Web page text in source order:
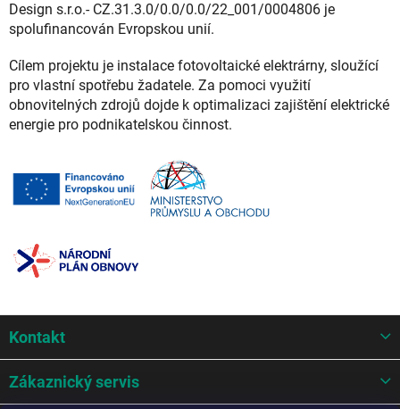
Design s.r.o.- CZ.31.3.0/0.0/0.0/22_001/0004806 je
spolufinancován Evropskou unií.
Cílem projektu je instalace fotovoltaické elektrárny, sloužící
pro vlastní spotřebu žadatele. Za pomoci využití
obnovitelných zdrojů dojde k optimalizaci zajištění elektrické
energie pro podnikatelskou činnost.
p
t
Kontakt
Zákaznický servis